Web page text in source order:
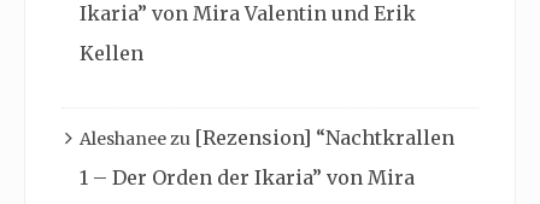
Ikaria” von Mira Valentin und Erik
Kellen
Aleshaneezu [Rezension] “Nachtkrallen
1 – Der Orden der Ikaria” von Mira